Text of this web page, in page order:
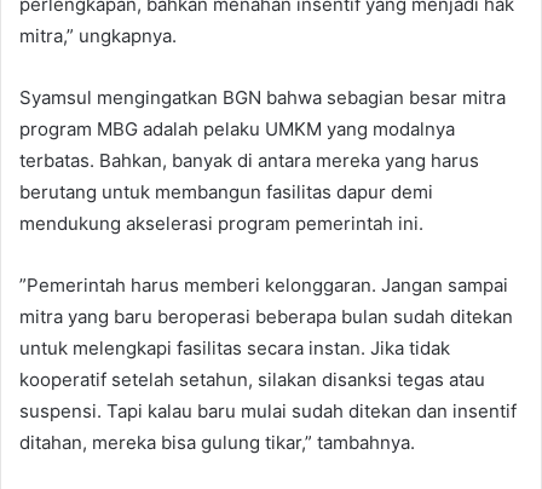
mitra,” ungkapnya.
​Syamsul mengingatkan BGN bahwa sebagian besar mitra
program MBG adalah pelaku UMKM yang modalnya
terbatas. Bahkan, banyak di antara mereka yang harus
berutang untuk membangun fasilitas dapur demi
mendukung akselerasi program pemerintah ini.
​”Pemerintah harus memberi kelonggaran. Jangan sampai
mitra yang baru beroperasi beberapa bulan sudah ditekan
untuk melengkapi fasilitas secara instan. Jika tidak
kooperatif setelah setahun, silakan disanksi tegas atau
suspensi. Tapi kalau baru mulai sudah ditekan dan insentif
ditahan, mereka bisa gulung tikar,” tambahnya.